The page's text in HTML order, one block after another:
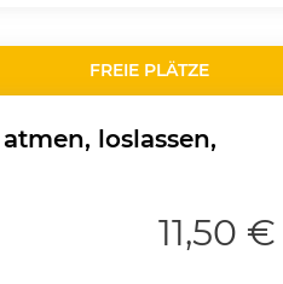
FREIE PLÄTZE
loslassen,
11,50 €